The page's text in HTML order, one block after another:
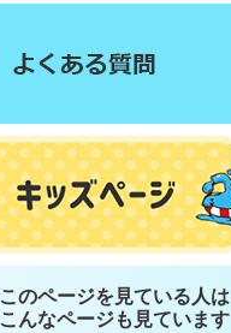
このページを見ている人は
こんなページも見ています